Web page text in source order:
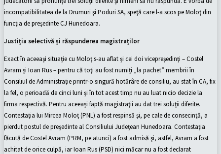
incompatibilitatea de la Drumuri şi Poduri SA, speţă care l-a scos pe Moloţ din
funcţia de preşedinte CJ Hunedoara.
Justiţia selectivă şi răspunderea magistraţilor
Exact în aceeaşi situaţie cu Moloţ s-au aflat şi cei doi vicepreşedinţi – Costel
Avram şi Ioan Rus – pentru că toţi au fost numiţi „la pachet” membrii în
Consiliul de Administraţie printr-o singură hotărâre de consiliu, au stat în CA, fix
la fel, o perioadă de cinci luni şi în tot acest timp nu au luat nicio decizie la
firma respectivă. Pentru aceeaşi faptă magistraţii au dat trei soluţii diferite.
Contestaţia lui Mircea Moloţ (PNL) a fost respinsă şi, pe cale de consecinţă, a
pierdut postul de preşedinte al Consiliului Judeţean Hunedoara. Contestaţia
făcută de Costel Avram (PRM, pe atunci) a fost admisă şi, astfel, Avram a fost
achitat de orice culpă, iar Ioan Rus (PSD) nici măcar nu a fost declarat